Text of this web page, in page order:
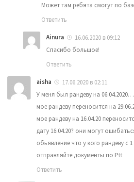
Может там ребята смогут по
Ответить
Ainura
16.06.2020 в 09:12
Спасибо большое!
Ответить
aisha
17.06.2020 в 02:11
У меня был рандеву на
мое рандеву переносится на
мое рандеву на 16.04.20
дату 16.04.20? они могут
обьявление что у кого рандеву с
отправляйте документы по Ptt
Ответить